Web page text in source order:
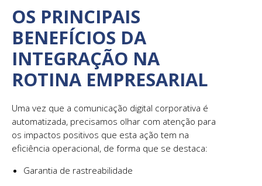
OS PRINCIPAIS
BENEFÍCIOS DA
INTEGRAÇÃO NA
ROTINA EMPRESARIAL
Uma vez que a comunicação digital corporativa é
automatizada, precisamos olhar com atenção para
os impactos positivos que esta ação tem na
eficiência operacional, de forma que se destaca:
Garantia de rastreabilidade